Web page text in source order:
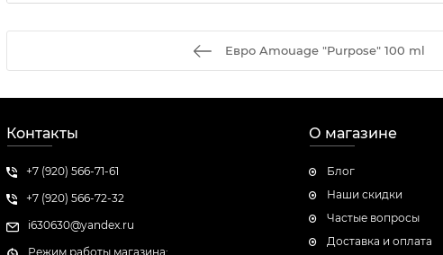
Евро Amouage "Purpose" 100 ml
Контакты
+7 (920) 566-71-61
+7 (920) 566-72-32
i630630@yandex.ru
Режим работы магазина:
О магазине
Блог
Наши скидки
Частые вопросы
Доставка и оплата